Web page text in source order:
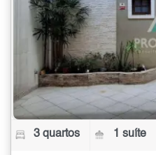
3 quartos 1 suíte